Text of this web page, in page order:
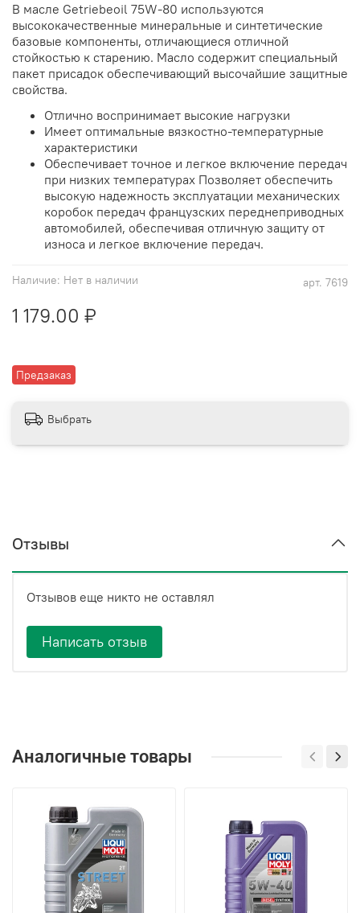
арт. 7619
Наличие: Нет в наличии
Предзаказ
1 179.00 ₽
В масле Getriebeoil 75W-80 используются
высококачественные минеральные и синтетические
базовые компоненты, отличающиеся отличной
стойкостью к старению. Масло содержит специальный
пакет присадок обеспечивающий высочайшие защитные
свойства.
Отлично воспринимает высокие нагрузки
Имеет оптимальные вязкостно-температурные
характеристики
Обеспечивает точное и легкое включение передач
при низких температурах Позволяет обеспечить
высокую надежность эксплуатации механических
коробок передач французских переднеприводных
автомобилей, обеспечивая отличную защиту от
износа и легкое включение передач.
Выбрать
Отзывы
Отзывов еще никто не оставлял
Написать отзыв
Аналогичные товары